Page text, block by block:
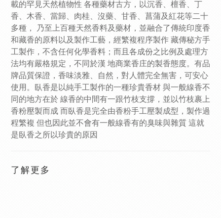
載的罕見天然植物性 各種藥材古方，以沉香、檀香、丁
香、木香、當歸、肉桂、沒藥、甘香、菖蒲及紅花等二十
多種， 乃至上百種天然香料及藥材，並融合了傳統印度香
和藏香的原料以及製作工藝，經繁複程序製作 藏傳秘方手
工製作，不含任何化學香料；而且各成份之比例及處理方
法均有嚴格規定，不同於漢 地商業香庄的製香態度。有品
牌品質保證，香味淡雅、自然，對人體完全無害，可安心
使用。臥香是以純手工製作的一種珍貴香材 與一般線香不
同的地方在於 線香的中間有一跟竹枝支撐，並以竹枝裹上
香粉壓製而成 而臥香是完全由香粉手工壓製成型，製作過
程繁複 但也因此並不會有一般線香有的臭味與雜質 這就
是臥香之所以珍貴的原因
了解更多